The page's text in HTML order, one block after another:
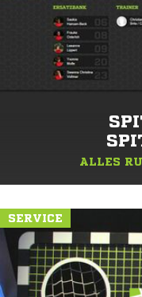
ALLES
SERVICE